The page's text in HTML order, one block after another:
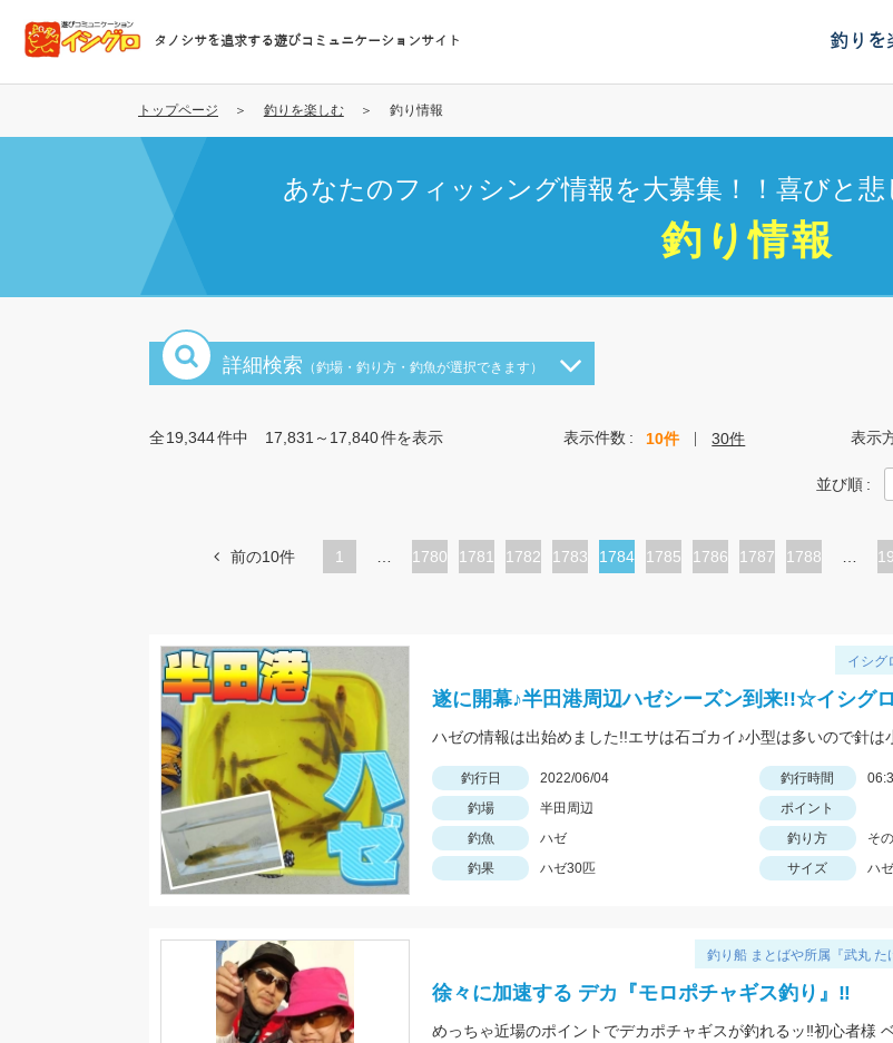
コ
テ
タノシサを追求する遊びコミュニケーションサイト 釣りを
トップページ 釣りを楽しむ 釣り情報
あなたのフィッシング情報を大募集！！喜びと悲
釣り情報
詳細検索 （釣場・釣り方・釣魚が選択できます）
全19,344件中 17,831～17,840件を表示 表示件数 10件 30件 表示
並び順
前の10件 1
ペ
1780
ペ
1781
ペ
1782
ペ
1783
カ
ペ
1784
ペ
1785
ペ
1786
ペ
1787
ペ
1788
イシグ
遂に開幕♪半田港周辺ハゼシーズン到来!!☆イシグ
ハゼの情報は出始めました!!エサは石ゴカイ♪小型は多いので針は
釣行日 2022/06/04 釣行時間
釣場
半田周辺
ポイント
釣魚
ハゼ 釣り方
そ
釣果
ハゼ30匹 サイズ ハ
釣り船 まとばや所属『武丸 た
徐々に加速する デカ『モロポチャギス釣り』‼︎